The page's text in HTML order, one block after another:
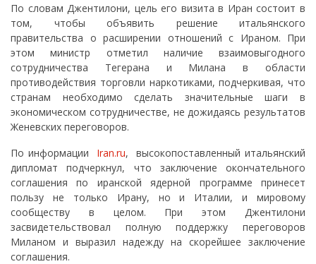
По словам Джентилони, цель его визита в Иран состоит в
том, чтобы объявить решение итальянского
правительства о расширении отношений с Ираном. При
этом министр отметил наличие взаимовыгодного
сотрудничества Тегерана и Милана в области
противодействия торговли наркотиками, подчеркивая, что
странам необходимо сделать значительные шаги в
экономическом сотрудничестве, не дожидаясь результатов
Женевских переговоров.
По информации
Iran.ru, высокопоставленный итальянский
дипломат подчеркнул, что заключение окончательного
соглашения по иранской ядерной программе принесет
пользу не только Ирану, но и Италии, и мировому
сообществу в целом. При этом Джентилони
засвидетельствовал полную поддержку переговоров
Миланом и выразил надежду на скорейшее заключение
соглашения.